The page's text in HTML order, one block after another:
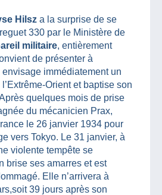
Hilsz a la surprise de se
330 par le Ministère de
militaire, entièrement
de présenter à
envisage immédiatement un
Orient et baptise son
quelques mois de prise
du mécanicien Prax,
le 26 janvier 1934 pour
vers Tokyo. Le 31 janvier, à
violente tempête se
brise ses amarres et est
Elle n’arrivera à
39 jours après son